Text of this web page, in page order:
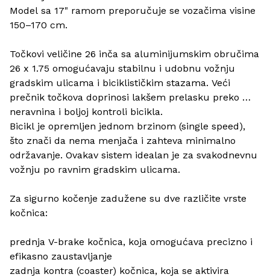
Model sa 17" ramom preporučuje se vozačima visine
150–170 cm.
Točkovi veličine 26 inča sa aluminijumskim obručima
26 x 1.75 omogućavaju stabilnu i udobnu vožnju
gradskim ulicama i biciklističkim stazama. Veći
prečnik točkova doprinosi lakšem prelasku preko
neravnina i boljoj kontroli bicikla.
Bicikl je opremljen jednom brzinom (single speed),
što znači da nema menjača i zahteva minimalno
održavanje. Ovakav sistem idealan je za svakodnevnu
vožnju po ravnim gradskim ulicama.
Za sigurno kočenje zadužene su dve različite vrste
kočnica:
prednja V-brake kočnica, koja omogućava precizno i
efikasno zaustavljanje
zadnja kontra (coaster) kočnica, koja se aktivira